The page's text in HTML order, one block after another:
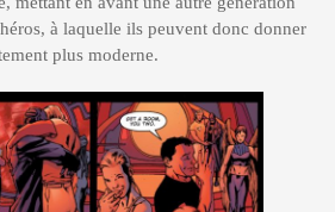
à laquelle ils peuvent donc donner
plus moderne.